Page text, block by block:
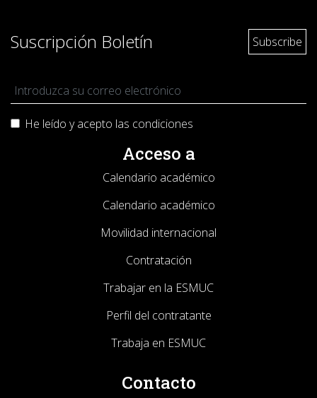
Suscripción Boletín
He leído y acepto las condiciones
Acceso a
Calendario académico
Calendario académico
Movilidad internacional
Contratación
Trabajar en la ESMUC
Perfil del contratante
Trabaja en ESMUC
Contacto